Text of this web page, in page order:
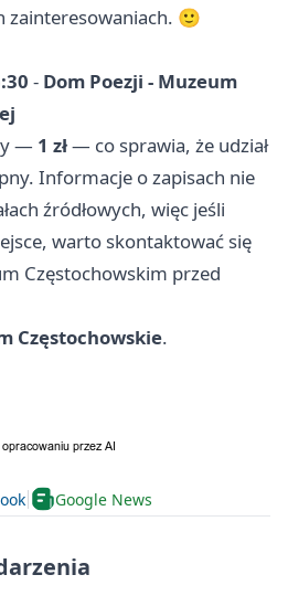
zainteresowaniach. 🙂
- Dom Poezji - Muzeum
— 1 zł— co sprawia, że udział
Informacje o zapisach nie
źródłowych, więc jeśli
warto skontaktować się
Częstochowskim przed
Częstochowskie.
Google News